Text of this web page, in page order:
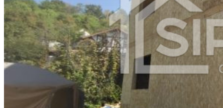
Керчь
Миасс
Салават
Копейск
Пятигорск
Электросталь
Майкоп
Находка
Березники
Щёлково
Серпухов
Нефтекамск